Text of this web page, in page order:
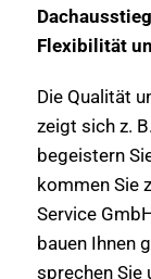
Flexibilität
Die Qualität
zeigt sich z.
begeistern
kommen Sie
Service
bauen Ihnen
sprechen Sie